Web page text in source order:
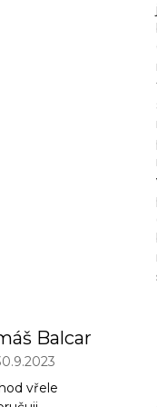
Balcar
obchodu je 5 z 5
vřele